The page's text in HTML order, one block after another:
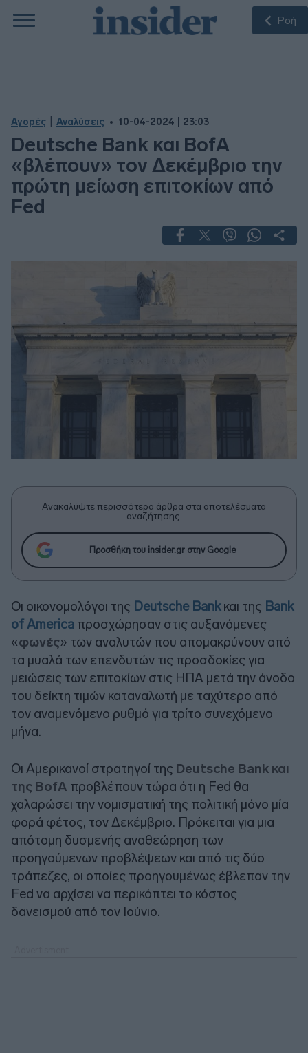
Ροή
Αγορές Αναλύσεις 10-04-2024 | 23:03
Deutsche Bank και BofA
«βλέπουν» τον Δεκέμβριο την
πρώτη μείωση επιτοκίων από
Fed
Ανακαλύψτε περισσότερα άρθρα στα αποτελέσματα
αναζήτησης.
Προσθήκη του insider.gr στην Google
Οι οικονομολόγοι της Deutsche Bankκαι της Bank
of America προσχώρησαν στις αυξανόμενες
«φωνές» των αναλυτών που απομακρύνουν από
τα μυαλά των επενδυτών τις προσδοκίες για
μειώσεις των επιτοκίων στις ΗΠΑ μετά την άνοδο
του δείκτη τιμών καταναλωτή με ταχύτερο από
τον αναμενόμενο ρυθμό για τρίτο συνεχόμενο
μήνα.
Οι Αμερικανοί στρατηγοί της Deutsche Bank και
της BοfA προβλέπουν τώρα ότι η Fed θα
χαλαρώσει την νομισματική της πολιτική μόνο μία
φορά φέτος, τον Δεκέμβριο. Πρόκειται για μια
απότομη δυσμενής αναθεώρηση των
προηγούμενων προβλέψεων και από τις δύο
τράπεζες, οι οποίες προηγουμένως έβλεπαν την
Fed να αρχίσει να περικόπτει το κόστος
δανεισμού από τον Ιούνιο.